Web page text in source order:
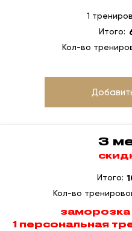
1
Итого:
Кол-во
3
Итого:
Кол-во
заморозка
1 персональная